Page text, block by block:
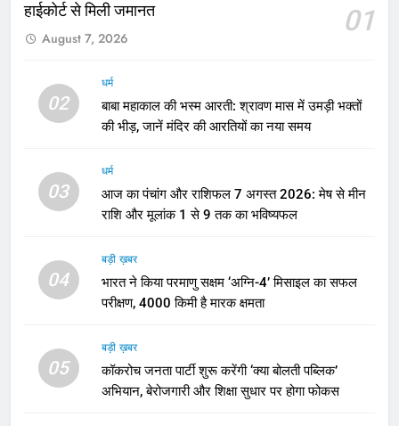
हाईकोर्ट से मिली जमानत
01
August 7, 2026
02
धर्म
बाबा महाकाल की भस्म आरती: श्रावण मास में उमड़ी भक्तों
की भीड़, जानें मंदिर की आरतियों का नया समय
03
धर्म
आज का पंचांग और राशिफल 7 अगस्त 2026: मेष से मीन
राशि और मूलांक 1 से 9 तक का भविष्यफल
04
बड़ी ख़बर
भारत ने किया परमाणु सक्षम ‘अग्नि-4’ मिसाइल का सफल
परीक्षण, 4000 किमी है मारक क्षमता
05
बड़ी ख़बर
कॉकरोच जनता पार्टी शुरू करेंगी ‘क्या बोलती पब्लिक’
अभियान, बेरोजगारी और शिक्षा सुधार पर होगा फोकस